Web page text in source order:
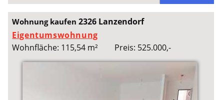
Wohnung kaufen2326 Lanzendorf
Eigentumswohnung
Wohnfläche: 115,54 m²
Preis: 525.000,-